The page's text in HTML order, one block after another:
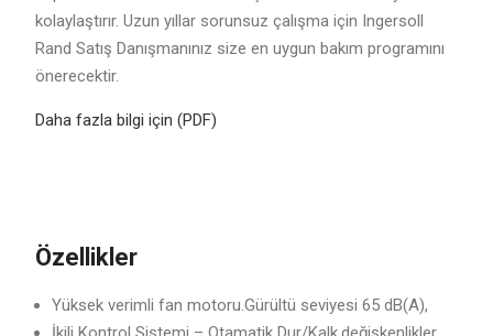
kolaylaştırır. Uzun yıllar sorunsuz çalışma için Ingersoll
Rand Satış Danışmanınız size en uygun bakım programını
önerecektir.
Daha fazla bilgi için (PDF)
Özellikler
Yüksek verimli fan motoru.Gürültü seviyesi 65 dB(A),